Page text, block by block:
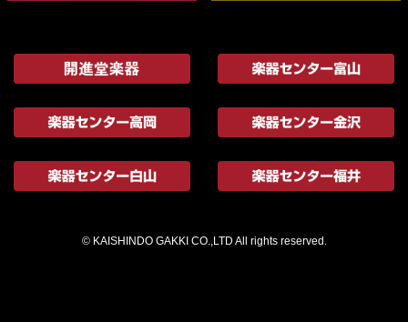
© KAISHINDO GAKKI CO.,LTD All rights reserved.